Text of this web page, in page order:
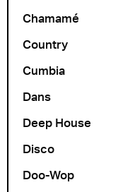
Chamamé
Country
Cumbia
Dans
Deep House
Disco
Doo-Wop